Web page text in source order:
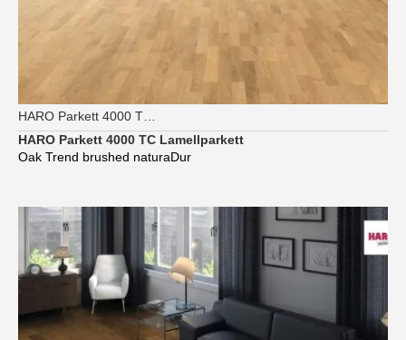
HARO Parkett 4000 TC Lamellparkett
Oak Trend brushed naturaDur